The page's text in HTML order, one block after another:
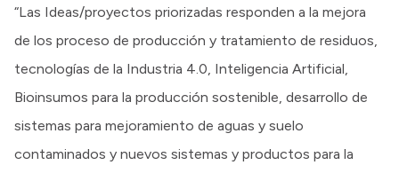
“Las Ideas/proyectos priorizadas responden a la mejora
de los proceso de producción y tratamiento de residuos,
tecnologías de la Industria 4.0, Inteligencia Artificial,
Bioinsumos para la producción sostenible, desarrollo de
sistemas para mejoramiento de aguas y suelo
contaminados y nuevos sistemas y productos para la